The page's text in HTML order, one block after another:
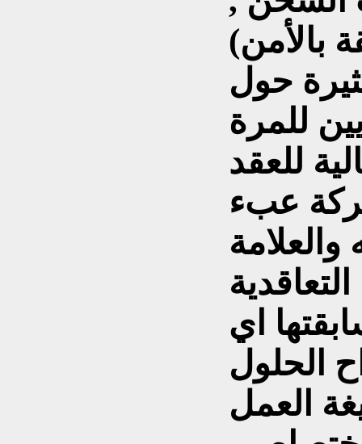
حول
للمرة
للعقد
عبء
اي
الحلول
العمل